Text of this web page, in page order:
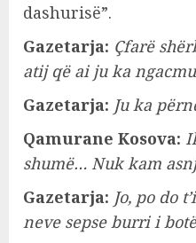
dashurisë”.
Gazetarja: Çfarë
atij që ai ju ka
Gazetarja: Ju ka
Qamurane Kosova:
shumë… Nuk kam
Gazetarja: Jo, po do
neve sepse burri i